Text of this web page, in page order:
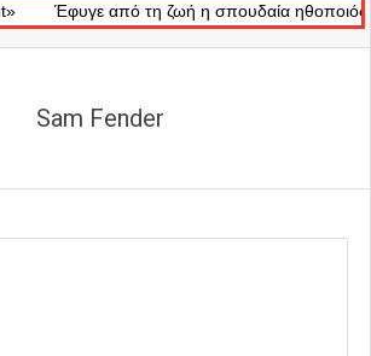
Έφυγε από τη ζωή η σπουδαία ηθοποιός Μάρω
Sam Fender